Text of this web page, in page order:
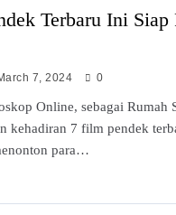
Terbaru Ini
7, 2024 0
Online, sebagai Rumah
kehadiran 7 film pendek
para…